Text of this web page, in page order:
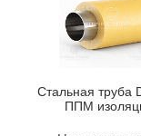
Стальная труба
ППМ